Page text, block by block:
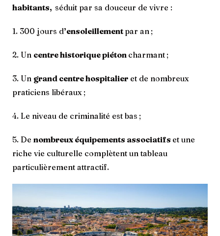
habitants, séduit par sa douceur de vivre :
1. 300 jours d’ensoleillement par an ;
2. Un centre historique piéton charmant ;
3. Un grand centre hospitalier et de nombreux
praticiens libéraux ;
4. Le niveau de criminalité est bas ;
5. De nombreux équipements associatifs et une
riche vie culturelle complètent un tableau
particulièrement attractif.